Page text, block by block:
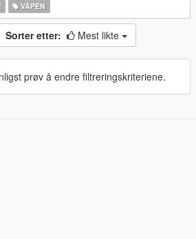
VÅPEN
Sorter etter: Mest likte
prøv å endre filtreringskriteriene.